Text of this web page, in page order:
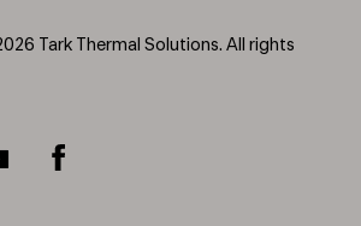
Tark Thermal Solutions. All rights